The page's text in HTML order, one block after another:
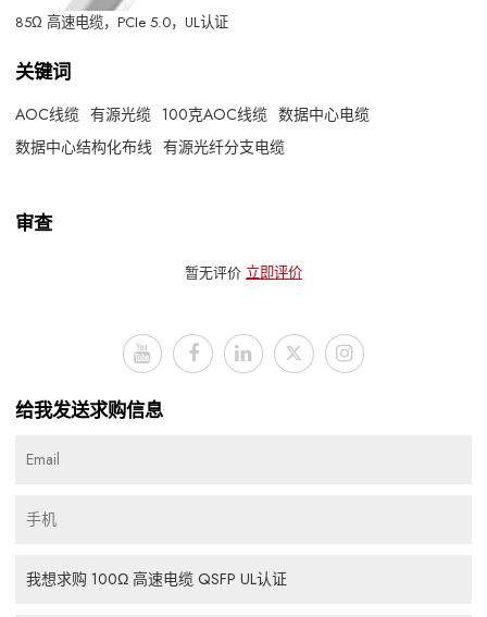
85Ω 高速电缆，PCIe 5.0，UL认证
关键词
AOC线缆 有源光缆 100克AOC线缆 数据中心电缆
数据中心结构化布线 有源光纤分支电缆
审查
暂无评价 立即评价
给我发送求购信息